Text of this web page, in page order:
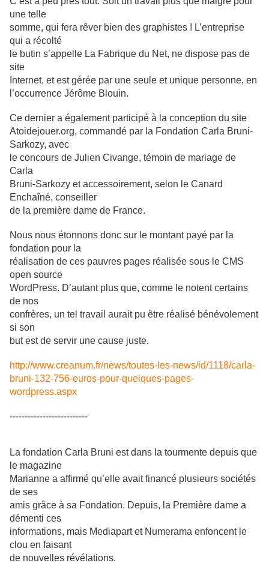
une telle
somme, qui fera rêver bien des graphistes ! L’entreprise
qui a récolté
le butin s’appelle La Fabrique du Net, ne dispose pas de
site
Internet, et est gérée par une seule et unique personne, en
l’occurrence Jérôme Blouin.
Ce dernier a également participé à la conception du site
Atoidejouer.org, commandé par la Fondation Carla Bruni-
Sarkozy, avec
le concours de Julien Civange, témoin de mariage de
Carla
Bruni-Sarkozy et accessoirement, selon le Canard
Enchaîné, conseiller
de la première dame de France.
Nous nous étonnons donc sur le montant payé par la
fondation pour la
réalisation de ces pauvres pages réalisée sous le CMS
open source
WordPress. D’autant plus que, comme le notent certains
de nos
confrères, un tel travail aurait pu être réalisé bénévolement
si son
but est de servir une cause juste.
http://www.creanum.fr/news/toutes-les-news/id/1118/carla-
bruni-132-756-euros-pour-quelques-pages-
wordpress.aspx
--------------------------
La fondation Carla Bruni est dans la tourmente depuis que
le magazine
Marianne a affirmé qu’elle avait financé plusieurs sociétés
de ses
amis grâce à sa Fondation. Depuis, la Première dame a
démenti ces
informations, mais Mediapart et Numerama enfoncent le
clou en faisant
de nouvelles révélations.